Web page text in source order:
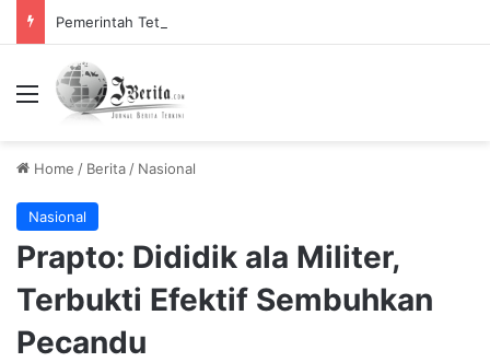
Menu
Home / Berita / Nasional
Nasional
Prapto: Dididik ala Militer,
Terbukti Efektif Sembuhkan
Pecandu